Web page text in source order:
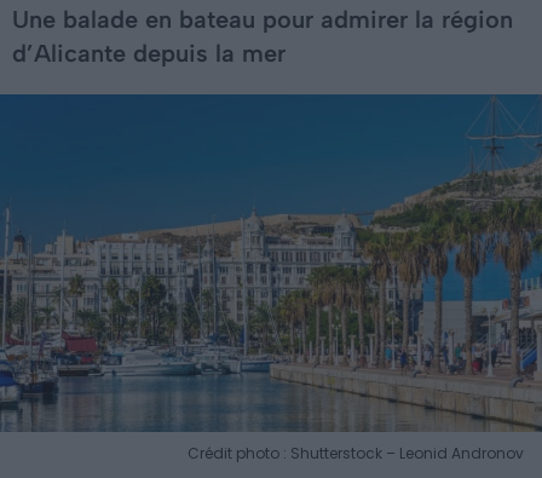
Une balade en bateau pour admirer la région
d’Alicante depuis la mer
Crédit photo : Shutterstock – Leonid Andronov